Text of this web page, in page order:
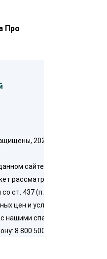
Про
2026
сайте предназначена
рассматриваться как
ст. 437 (п. 2) ГК РФ. Для
цен и условий
нашими специалистами по
8 800 500 5437